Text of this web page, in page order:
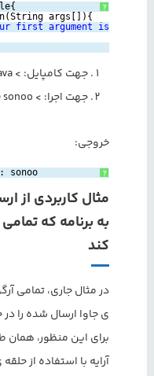
?
args[]){
first argument is: "
جهت کامپایل: > javac CommandLineExample.java
جهت اجرا: > java CommandLineExample sonoo
خروجی:
?
sonoo
مثال کاربردی از
به برنامه که
کند
در مثال جاری، تمامی
ی جاوا ارسال شده را
برای این منظور،